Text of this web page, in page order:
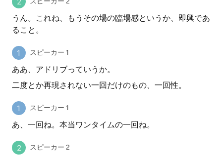
うん。これね、もうその場の臨場感というか、即興であ
ること。
スピーカー 1
ああ、アドリブっていうか。
二度とか再現されない一回だけのもの、一回性。
スピーカー 1
あ、一回ね。本当ワンタイムの一回ね。
スピーカー 2